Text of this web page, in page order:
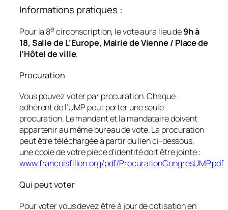
Informations pratiques :
Pour la 8ecirconscription, le vote aura lieu de9h à
18, Salle de L’Europe, Mairie de Vienne / Place de
l’Hôtel de ville.
Procuration
Vous pouvez voter par procuration. Chaque
adhérent de l’UMP peut porter une seule
procuration. Le mandant et la mandataire doivent
appartenir au même bureau de vote. La procuration
peut être téléchargée à partir du lien ci-dessous,
une copie de votre pièce d’identité doit être jointe :
www.francoisfillon.org/pdf/ProcurationCongresUMP.pdf
Qui peut voter
Pour voter vous devez être à jour de cotisation en